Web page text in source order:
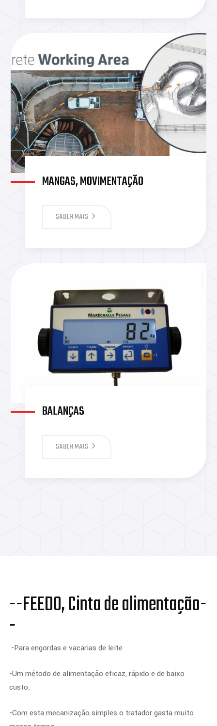
MANGAS, MOVIMENTAÇÃO
SABER MAIS
BALANÇAS
SABER MAIS
--FEEDO, Cinta de alimentação-
-
-Para engordas e vacarias de leite
-Um método de alimentação eficaz, rápido e de baixo
custo.
-Com esta mecanização simples o tratador gasta muito